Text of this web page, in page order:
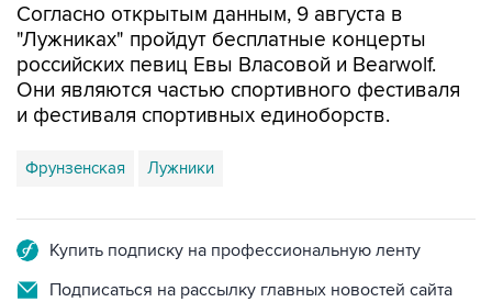
Согласно открытым данным, 9 августа в
"Лужниках" пройдут бесплатные концерты
российских певиц Евы Власовой и Bearwolf.
Они являются частью спортивного фестиваля
и фестиваля спортивных единоборств.
Фрунзенская Лужники
Купить подписку на профессиональную ленту
Подписаться на рассылку главных новостей сайта